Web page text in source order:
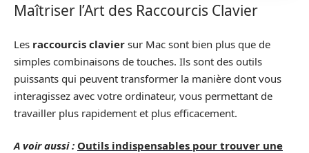
Maîtriser l’Art des Raccourcis Clavier
Les raccourcis clavier sur Mac sont bien plus que de
simples combinaisons de touches. Ils sont des outils
puissants qui peuvent transformer la manière dont vous
interagissez avec votre ordinateur, vous permettant de
travailler plus rapidement et plus efficacement.
A voir aussi : Outils indispensables pour trouver une